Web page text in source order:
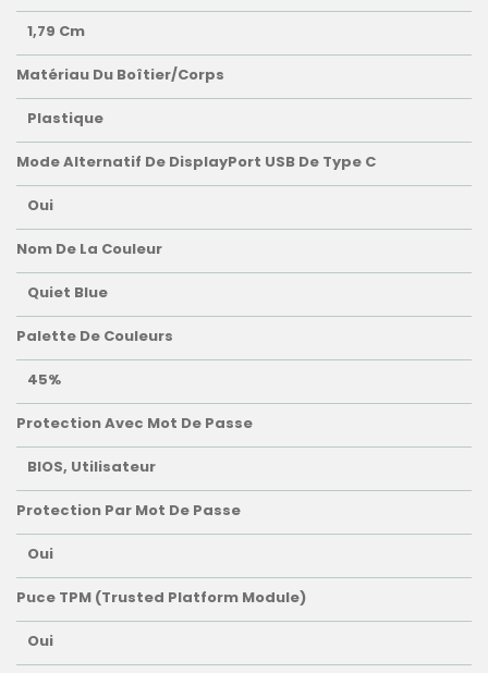
1,79 Cm
Matériau Du Boîtier/corps
Plastique
Mode Alternatif De DisplayPort USB De Type C
Oui
Nom De La Couleur
Quiet Blue
Palette De Couleurs
45%
Protection Avec Mot De Passe
BIOS, Utilisateur
Protection Par Mot De Passe
Oui
Puce TPM (Trusted Platform Module)
Oui